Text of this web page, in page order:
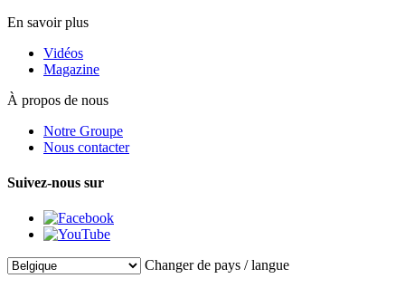
En savoir plus
Vidéos
Magazine
À propos de nous
Notre Groupe
Nous contacter
Suivez-nous sur
Changer de pays / langue